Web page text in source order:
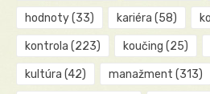
hodnoty(33) kariéra (58)
kontrola (223) koučing (25)
kultúra (42) manažment (313)